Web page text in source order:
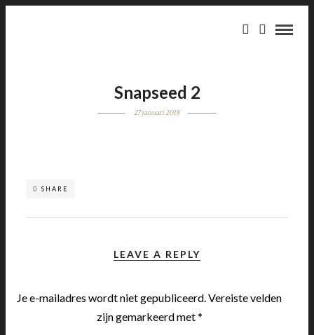
Snapseed 2
27 januari 2018
SHARE
LEAVE A REPLY
Je e-mailadres wordt niet gepubliceerd.Vereiste velden
zijn gemarkeerd met*